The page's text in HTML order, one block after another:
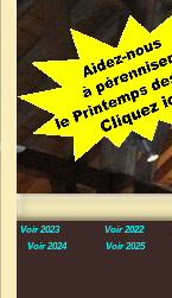
Voir 2023 Voir 2022
Voir 2024
Voir 2025